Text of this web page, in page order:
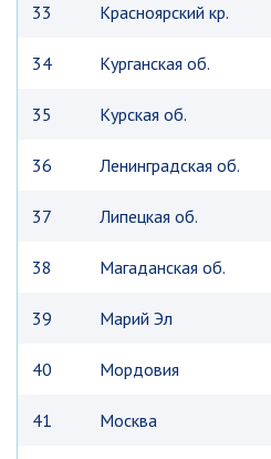
33 Красноярский кр.
34 Курганская об.
35 Курская об.
36 Ленинградская об.
37 Липецкая об.
38 Магаданская об.
39 Марий Эл
40 Мордовия
41 Москва